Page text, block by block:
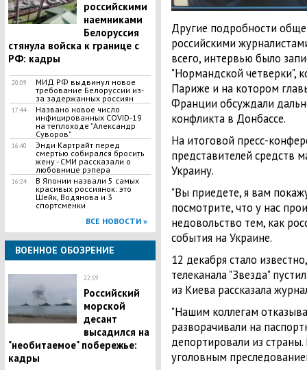
российскими
наемниками
Белоруссия
стянула войска к границе с
РФ: кадры
20:09
МИД РФ выдвинул новое
требование Белоруссии из-
за задержанных россиян
17:44
​Названо новое число
инфицированных COVID-19
на теплоходе "Александр
Суворов"
16:40
Энди Картрайт перед
смертью собирался бросить
жену - СМИ рассказали о
любовнице рэпера
16:24
В Японии назвали 5 самых
красивых россиянок: это
Шейк, Водянова и 3
спортсменки
ВСЕ НОВОСТИ »
ВОЕННОЕ ОБОЗРЕНИЕ
22:59
​Российский
морской
десант
высадился на
"необитаемое" побережье:
кадры
Другие подробности
российскими
всего, интервью было
"Нормандской четверки",
Париже и на котором
Франции обсуждали
конфликта в Донбассе.
На итоговой пресс-
представителей средств
Украину.
"Вы приедете, я вам
посмотрите, что у нас
недовольство тем, как
события на Украине.
12 декабря стало
телеканала "Звезда"
из Киева рассказала
"Нашим коллегам
разворачивали на
депортировали из
уголовным